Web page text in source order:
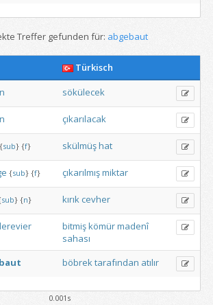
Treffer gefunden für: abgebaut
Türkisch
sökülecek
çıkarılacak
{sub} {f} skülmüşhat
{sub} {f} çıkarılmışmiktar
sub} {n} kırık cevher
bitmişkömürmadenî
sahası
böbrektarafından atılır
0.001s